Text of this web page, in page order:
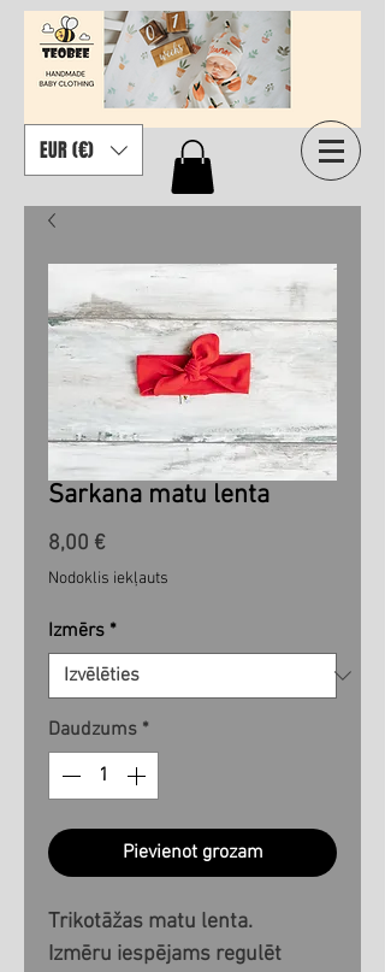
EUR (€)
Sarkana matu lenta
8,00 €Cena
Nodoklis iekļauts
Izmērs *
Daudzums *
Pievienot grozam
Trikotāžas matu lenta.
Izmēru iespējams regulēt